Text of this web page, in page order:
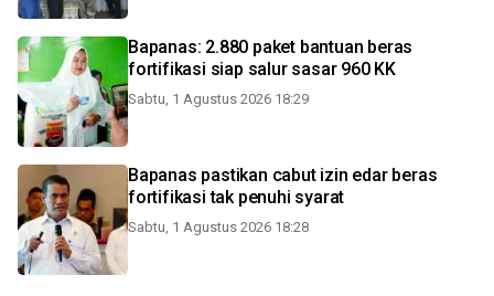
Bapanas: 2.880 paket bantuan beras
fortifikasi siap salur sasar 960 KK
Sabtu, 1 Agustus 2026 18:29
Bapanas pastikan cabut izin edar beras
fortifikasi tak penuhi syarat
Sabtu, 1 Agustus 2026 18:28